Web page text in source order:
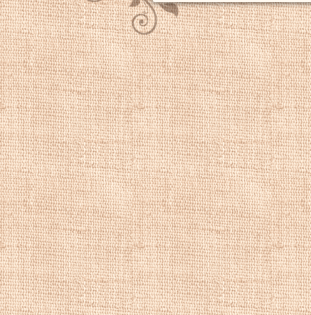
Городские
пейзаж, купить
городской